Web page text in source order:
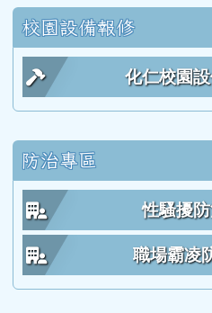
111學年度(112年6
111學年度(112年6
校園設備報修
化仁校園
防治專區
性騷擾
職場霸凌